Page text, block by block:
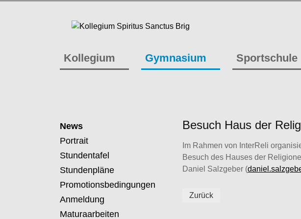
Kollegium Gymnasium Sportschule
News
Portrait
Stundentafel
Stundenpläne
Promotionsbedingungen
Anmeldung
Maturaarbeiten
Besuch Haus der
Im Rahmen von InterReli
Besuch des Hauses der
Daniel Salzgeber (
Zurück